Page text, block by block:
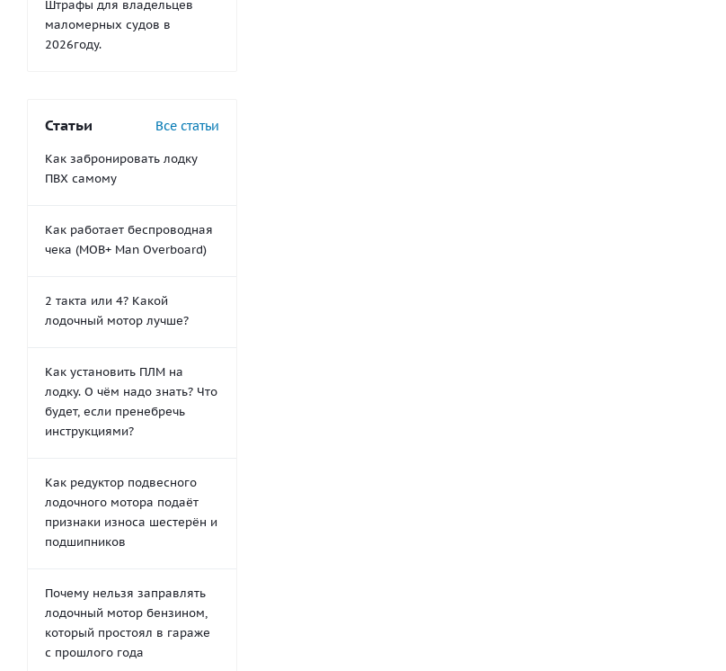
Штрафы для владельцев
маломерных судов в
2026году.
Статьи Все статьи
Как забронировать лодку
ПВХ самому
Как работает беспроводная
чека (MOB+ Man Overboard)
2 такта или 4? Какой
лодочный мотор лучше?
Как установить ПЛМ на
лодку. О чём надо знать? Что
будет, если пренебречь
инструкциями?
Как редуктор подвесного
лодочного мотора подаёт
признаки износа шестерён и
подшипников
Почему нельзя заправлять
лодочный мотор бензином,
который простоял в гараже
с прошлого года